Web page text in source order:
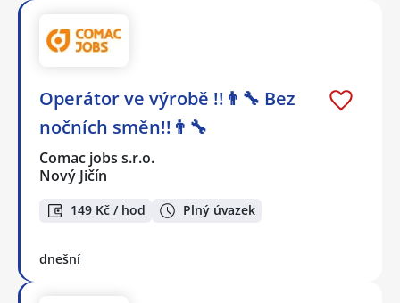
Operátor ve výrobě !!👨‍🔧 Bez
nočních směn!!👨‍🔧
Comac jobs s.r.o.
Nový Jičín
149 Kč / hod Plný úvazek
dnešní